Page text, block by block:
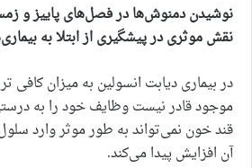
نوشیدن دمنوش‌ها در فصل‌های پاییز و
نقش موثری در پیشگیری از ابتلا به
در بیماری دیابت انسولین به میزان کافی
موجود قادر نیست وظایف خود را به درستی
قند خون نمی‌تواند به طور موثر وارد
آن افزایش پیدا می‌کند.